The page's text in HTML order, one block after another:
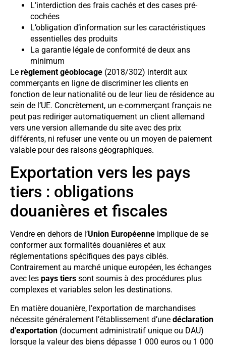
L’interdiction des frais cachés et des cases pré-
cochées
L’obligation d’information sur les caractéristiques
essentielles des produits
La garantie légale de conformité de deux ans
minimum
Le règlement géoblocage (2018/302) interdit aux
commerçants en ligne de discriminer les clients en
fonction de leur nationalité ou de leur lieu de résidence au
sein de l’UE. Concrètement, un e-commerçant français ne
peut pas rediriger automatiquement un client allemand
vers une version allemande du site avec des prix
différents, ni refuser une vente ou un moyen de paiement
valable pour des raisons géographiques.
Exportation vers les pays
tiers : obligations
douanières et fiscales
Vendre en dehors de l’Union Européenne implique de se
conformer aux formalités douanières et aux
réglementations spécifiques des pays ciblés.
Contrairement au marché unique européen, les échanges
avec les pays tiers sont soumis à des procédures plus
complexes et variables selon les destinations.
En matière douanière, l’exportation de marchandises
nécessite généralement l’établissement d’une déclaration
d’exportation (document administratif unique ou DAU)
lorsque la valeur des biens dépasse 1 000 euros ou 1 000